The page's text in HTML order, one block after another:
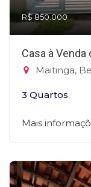
R$ 850.000
Casa à
Maitinga,
3 Quartos
Mais